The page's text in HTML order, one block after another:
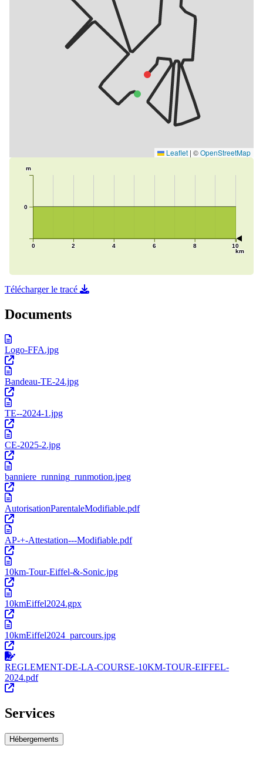
Télécharger le tracé
Documents
Logo-FFA.jpg
Bandeau-TE-24.jpg
TE--2024-1.jpg
CE-2025-2.jpg
banniere_running_runmotion.jpeg
AutorisationParentaleModifiable.pdf
AP-+-Attestation---Modifiable.pdf
10km-Tour-Eiffel-&-Sonic.jpg
10kmEiffel2024.gpx
10kmEiffel2024_parcours.jpg
REGLEMENT-DE-LA-COURSE-10KM-TOUR-EIFFEL-
2024.pdf
Services
Hébergements